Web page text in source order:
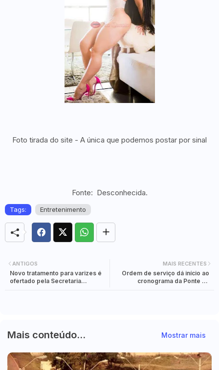
Foto tirada do site - A única que podemos postar por sinal
Fonte: Desconhecida.
Tags: Entretenimento
MAIS RECENTES
Ordem de serviço dá início ao
cronograma da Ponte da
ANTIGOS
Novo tratamento para varizes é
ofertado pela Secretaria
Mais conteúdo... Mostrar mais